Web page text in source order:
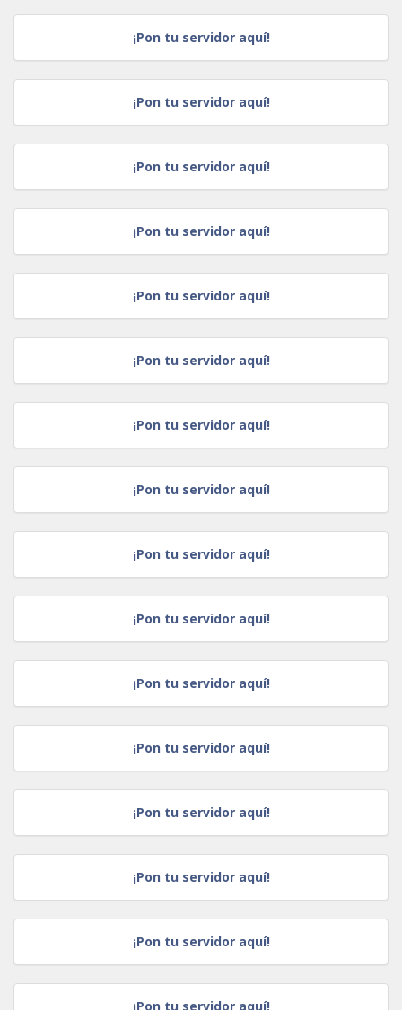
¡Pon tu servidor aquí!
¡Pon tu servidor aquí!
¡Pon tu servidor aquí!
¡Pon tu servidor aquí!
¡Pon tu servidor aquí!
¡Pon tu servidor aquí!
¡Pon tu servidor aquí!
¡Pon tu servidor aquí!
¡Pon tu servidor aquí!
¡Pon tu servidor aquí!
¡Pon tu servidor aquí!
¡Pon tu servidor aquí!
¡Pon tu servidor aquí!
¡Pon tu servidor aquí!
¡Pon tu servidor aquí!
¡Pon tu servidor aquí!